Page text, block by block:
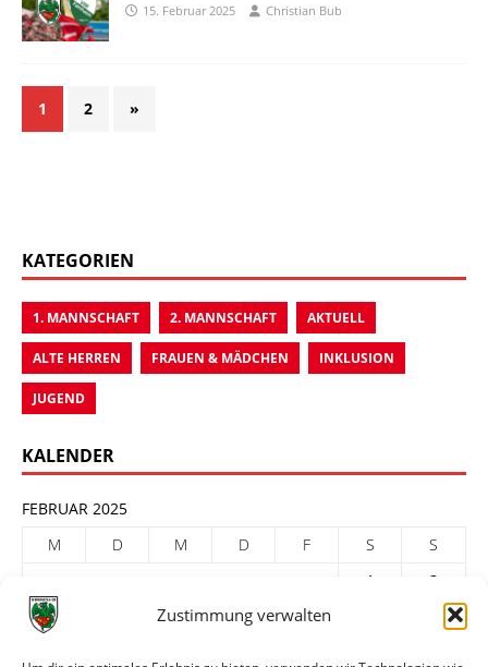
Zustimmung verwalten
15. Februar 2025 Christian Bub
1 2 »
KATEGORIEN
1. MANNSCHAFT 2. MANNSCHAFT AKTUELL
ALTE HERREN FRAUEN & MÄDCHEN INKLUSION
JUGEND
KALENDER
FEBRUAR 2025
M
D M D F S
S
1
2
3
5 6 7